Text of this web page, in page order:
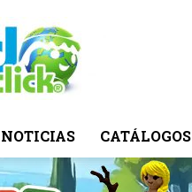
NOTICIAS CATÁLOGOS